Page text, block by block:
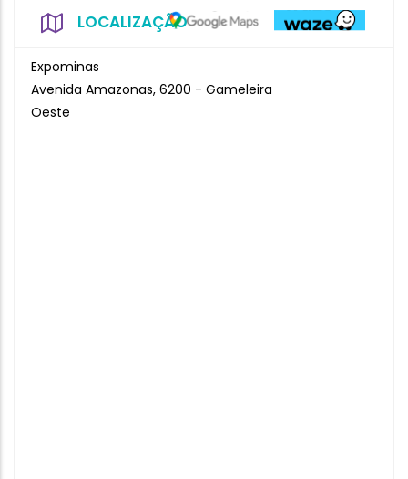
LOCALIZAÇÃO
Expominas
Avenida Amazonas, 6200 - Gameleira
Oeste